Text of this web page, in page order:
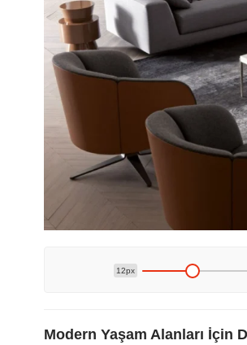
12px
Modern Yaşam Alanları İçin